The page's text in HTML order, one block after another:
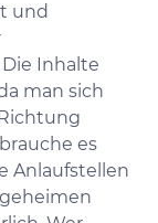
und
Inhalte
man sich
es
Anlaufstellen